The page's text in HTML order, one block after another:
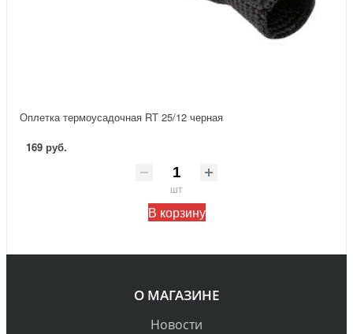
Оплетка термоусадочная RT 25/12 черная
169 руб.
шт
В корзину
О МАГАЗИНЕ
Новости